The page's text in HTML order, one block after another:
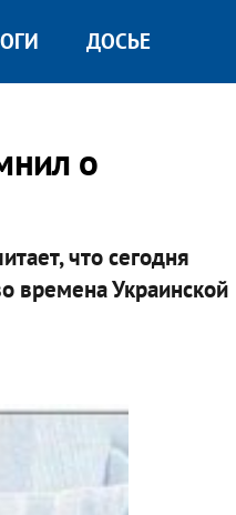
ДОСЬЕ
о
что сегодня
времена Украинской